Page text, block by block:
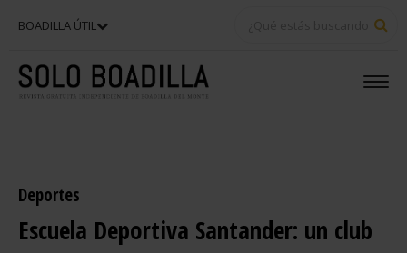
BOADILLA ÚTIL
Deportes
Escuela Deportiva Santander: un club